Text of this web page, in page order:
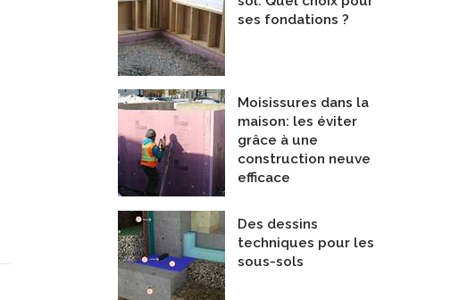
ses fondations ?
Moisissures dans la
maison: les éviter
grâce à une
construction neuve
efficace
Des dessins
techniques pour les
sous-sols
Entrepreneurs - Décontamination
De Décontamina PRO Inc.
Entrepreneurs Généraux
De L.Écono Écolo